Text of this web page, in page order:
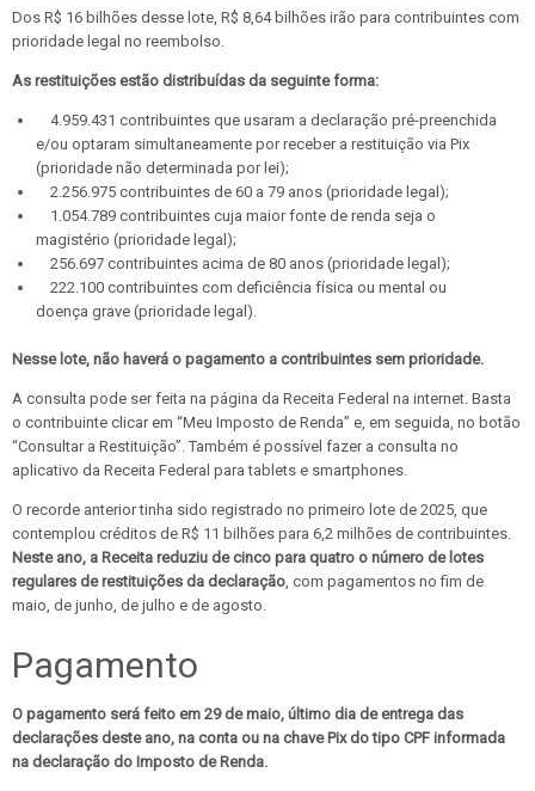
Dos R$ 16 bilhões desse lote, R$ 8,64 bilhões irão para contribuintes com
prioridade legal no reembolso.
As restituições estão distribuídas da seguinte forma:
4.959.431 contribuintes que usaram a declaração pré-preenchida
e/ou optaram simultaneamente por receber a restituição via Pix
(prioridade não determinada por lei);
2.256.975 contribuintes de 60 a 79 anos (prioridade legal);
1.054.789 contribuintes cuja maior fonte de renda seja o
magistério (prioridade legal);
256.697 contribuintes acima de 80 anos (prioridade legal);
222.100 contribuintes com deficiência física ou mental ou
doença grave (prioridade legal).
Nesse lote, não haverá o pagamento a contribuintes sem prioridade.
A consulta pode ser feita na página da Receita Federal na internet. Basta
o contribuinte clicar em “Meu Imposto de Renda” e, em seguida, no botão
“Consultar a Restituição”. Também é possível fazer a consulta no
aplicativo da Receita Federal para tablets e smartphones.
O recorde anterior tinha sido registrado no primeiro lote de 2025, que
contemplou créditos de R$ 11 bilhões para 6,2 milhões de contribuintes.
Neste ano, a Receita reduziu de cinco para quatro o número de lotes
regulares de restituições da declaração, com pagamentos no fim de
maio, de junho, de julho e de agosto.
Pagamento
O pagamento será feito em 29 de maio, último dia de entrega das
declarações deste ano, na conta ou na chave Pix do tipo CPF informada
na declaração do Imposto de Renda.